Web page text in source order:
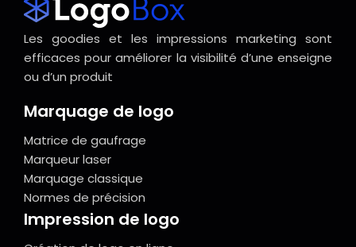
Les goodies et les impressions marketing sont
efficaces pour améliorer la visibilité d’une enseigne
ou d’un produit
Marquage de logo
Matrice de gaufrage
Marqueur laser
Marquage classique
Normes de précision
Impression de logo